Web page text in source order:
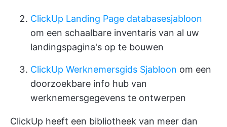
ClickUp Landing Page databasesjabloon
om een schaalbare inventaris van al uw
landingspagina's op te bouwen
ClickUp Werknemersgids Sjabloon om een
doorzoekbare info hub van
werknemersgegevens te ontwerpen
ClickUp heeft een bibliotheek van meer dan